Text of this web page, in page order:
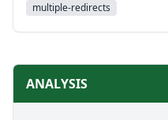
multiple-redirects
ANALYSIS